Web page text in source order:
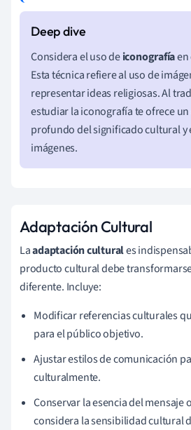
Considera el uso deiconografíaen
Esta técnica refiere al uso de
representar ideas religiosas. Al
estudiar la iconografía te ofrece
profundo del significado cultural y
imágenes.
Adaptación Cultural
Laadaptación culturales
producto cultural debe
diferente. Incluye:
Modificar referencias culturales
para el público objetivo.
Ajustar estilos de comunicación
culturalmente.
Conservar la esencia del mensaje
considera la sensibilidad cultural